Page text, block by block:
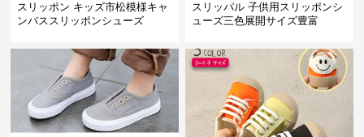
スリッポン キッズ市松模様キャ
ンバススリッポンシューズ
スリッパル 子供用スリッポンシ
ューズ三色展開サイズ豊富